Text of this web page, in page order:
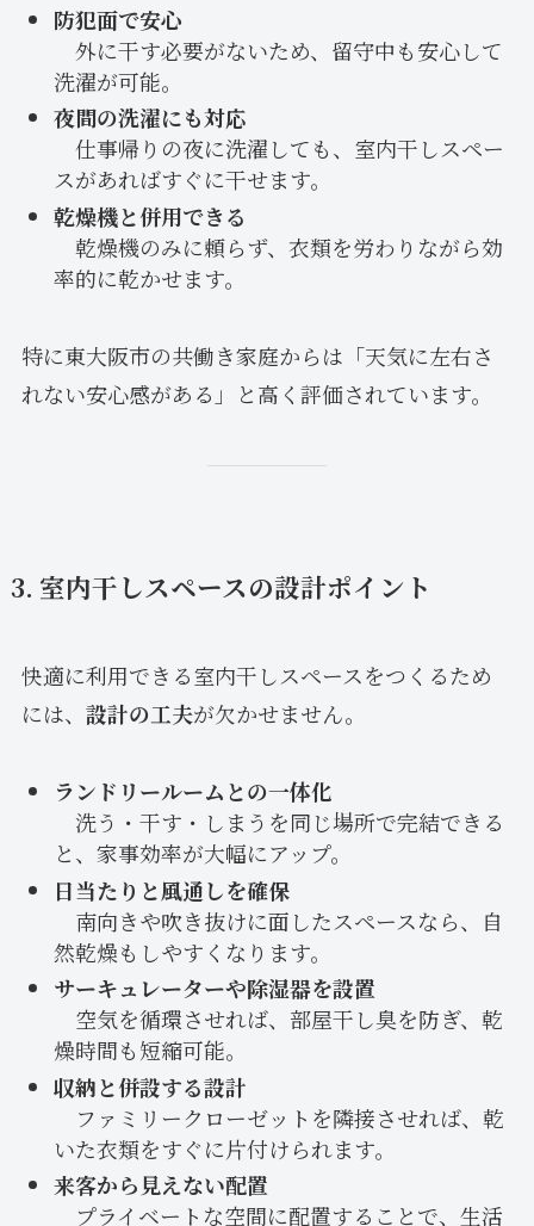
防犯面で安心
外に干す必要がないため、留守中も安心して
洗濯が可能。
夜間の洗濯にも対応
仕事帰りの夜に洗濯しても、室内干しスペー
スがあればすぐに干せます。
乾燥機と併用できる
乾燥機のみに頼らず、衣類を労わりながら効
率的に乾かせます。
特に東大阪市の共働き家庭からは「天気に左右さ
れない安心感がある」と高く評価されています。
3. 室内干しスペースの設計ポイント
快適に利用できる室内干しスペースをつくるため
には、 設計の工夫が欠かせません。
ランドリールームとの一体化
洗う・干す・しまうを同じ場所で完結できる
と、家事効率が大幅にアップ。
日当たりと風通しを確保
南向きや吹き抜けに面したスペースなら、自
然乾燥もしやすくなります。
サーキュレーターや除湿器を設置
空気を循環させれば、部屋干し臭を防ぎ、乾
燥時間も短縮可能。
収納と併設する設計
ファミリークローゼットを隣接させれば、乾
いた衣類をすぐに片付けられます。
来客から見えない配置
プライベートな空間に配置することで、生活